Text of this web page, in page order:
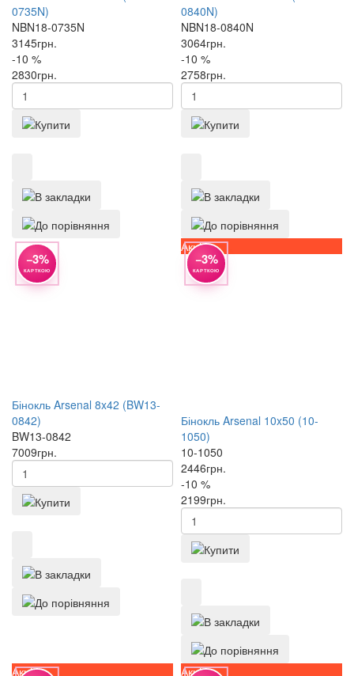
0735N)
NBN18-0735N
3145грн.
-10 %
2830грн.
0840N)
NBN18-0840N
3064грн.
-10 %
2758грн.
−3%
КАРТКОЮ
Бінокль Arsenal 8x42 (BW13-
0842)
BW13-0842
7009грн.
Акція
−3%
КАРТКОЮ
Бінокль Arsenal 10x50 (10-
1050)
10-1050
2446грн.
-10 %
2199грн.
Акція Акція